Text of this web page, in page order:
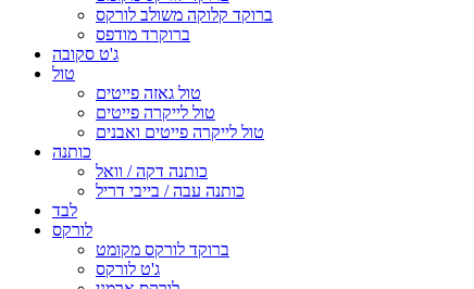
ברוקד קלוקה משולב לורקס
ברוקרד מודפס
ג'ט סקובה
טול
טול גאזה פייטים
טול לייקרה פייטים
טול לייקרה פייטים ואבנים
כותנה
כותנה דקה / וואל
כותנה עבה / בייבי דריל
לבד
לורקס
ברוקד לורקס מקומט
ג'ט לורקס